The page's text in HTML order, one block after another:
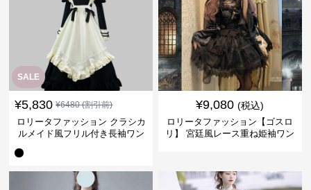
SALE
¥5,830 ¥6480(割引前)
ロリータファッション クラシカ
ルメイド風フリル付き長袖ワン
¥9,080 (税込)
ロリータファッション【ゴスロ
リ】 宮廷風レース重ね姫袖ワン